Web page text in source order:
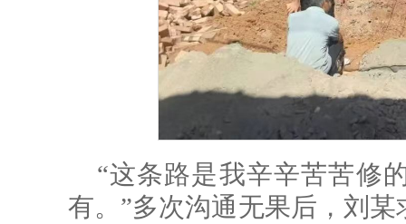
“这条路是我辛辛苦苦修
有。”多次沟通无果后，刘